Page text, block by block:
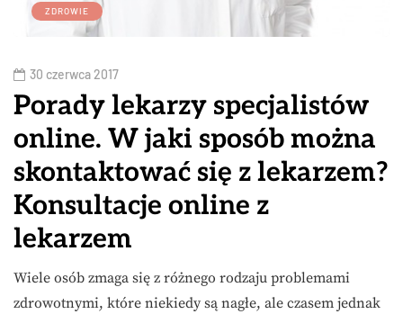
ZDROWIE
30 czerwca 2017
Porady lekarzy specjalistów
online. W jaki sposób można
skontaktować się z lekarzem?
Konsultacje online z
lekarzem
Wiele osób zmaga się z różnego rodzaju problemami
zdrowotnymi, które niekiedy są nagłe, ale czasem jednak